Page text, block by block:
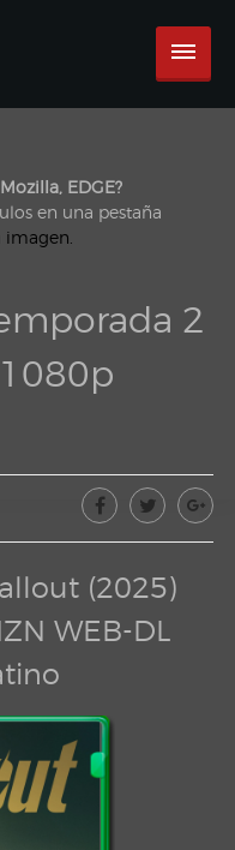
EDGE?
en una pestaña
imagen.
2
(2025)
WEB-DL